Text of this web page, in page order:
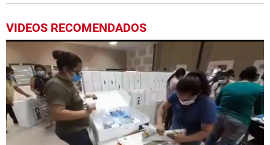
VIDEOS RECOMENDADOS